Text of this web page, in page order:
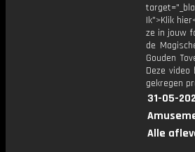
Ik">Klik
ze in jouw
de
Gouden
Deze
gekregen
31-05-
Alle